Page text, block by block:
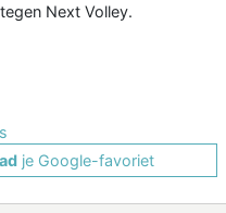
Next Volley.
je Google-favoriet